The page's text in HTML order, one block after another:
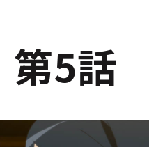
第5話